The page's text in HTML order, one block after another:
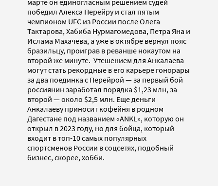
марте он единогласным решением судей
победил Алекса Перейру и стал пятым
чемпионом UFC из России после Олега
Тактарова, Хабиба Нурмагомедова, Петра Яна и
Ислама Махачева, а уже в октябре вернул пояс
бразильцу, проиграв в реванше нокаутом на
второй же минуте. Утешением для Анкалаева
могут стать рекордные в его карьере гонорары
за два поединка с Перейрой — за первый бой
россиянин заработал порядка $1,23 млн, за
второй — около $2,5 млн. Еще деньги
Анкалаеву приносит кофейня в родном
Дагестане под названием «ANKL», которую он
открыл в 2023 году, но для бойца, который
входит в топ-10 самых популярных
спортсменов России в соцсетях, подобный
бизнес, скорее, хобби.